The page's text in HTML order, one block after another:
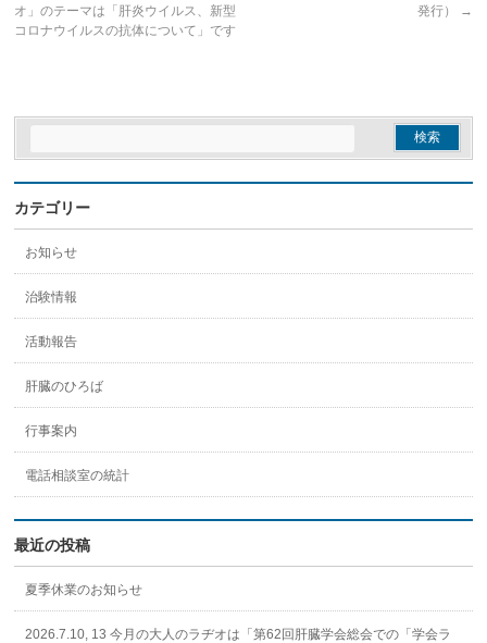
オ」のテーマは「肝炎ウイルス、新型
コロナウイルスの抗体について」です
発行）
→
カテゴリー
お知らせ
治験情報
活動報告
肝臓のひろば
行事案内
電話相談室の統計
最近の投稿
夏季休業のお知らせ
2026.7.10, 13 今月の大人のラヂオは「第62回肝臓学会総会での「学会ラ